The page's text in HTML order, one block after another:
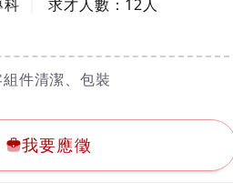
科 求才人數： 12人
件清潔、包裝
我要應徵